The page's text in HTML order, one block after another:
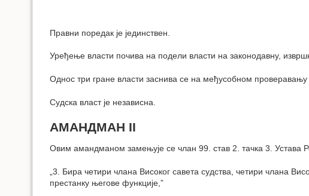
Правни поредак је јединствен.
Уређење власти почива на подели власти на законодавну,
Однос три гране власти заснива се на међусобном проверавању
Судска власт је независна.
АМАНДМАН II
Овим амандманом замењује се члан 99. став 2. тачка 3. Устава
„3. Бира четири члана Високог савета судства, четири члана
престанку његове функције,”